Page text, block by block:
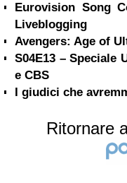
Eurovision Song
Liveblogging
Avengers: Age of
S04E13 – Speciale
e CBS
I giudici che
Ritornare